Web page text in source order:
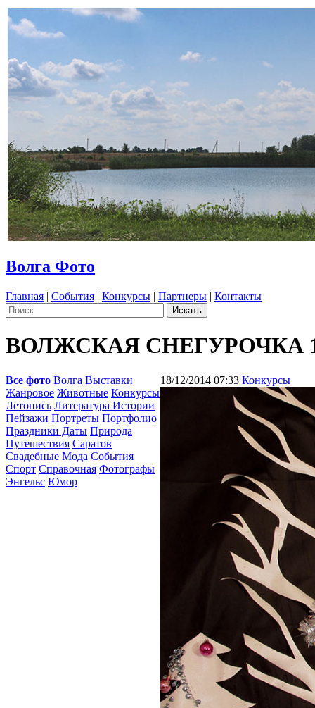
Волга Фото
Главная | События | Конкурсы | Партнеры | Контакты
ВОЛЖСКАЯ СНЕГУРОЧКА
Все фото Волга Выставки
Жанровое Животные Конкурсы
Летопись Литература Истории
Пейзажи Портреты Портфолио
Праздники Даты Природа
Путешествия Саратов
Свадебные Мода События
Спорт Справочная Фотографы
Энгельс Юмор
18/12/2014 07:33 Конкурсы